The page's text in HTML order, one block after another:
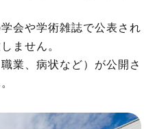
会や学術雑誌で公表され
ません。
業、病状など）が公開さ